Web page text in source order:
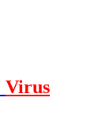
Virus